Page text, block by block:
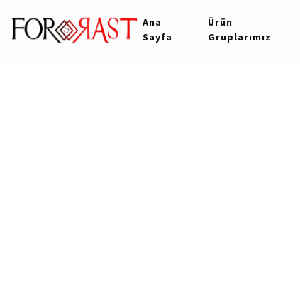
Ana
Sayfa
Ürün
Gruplarımız